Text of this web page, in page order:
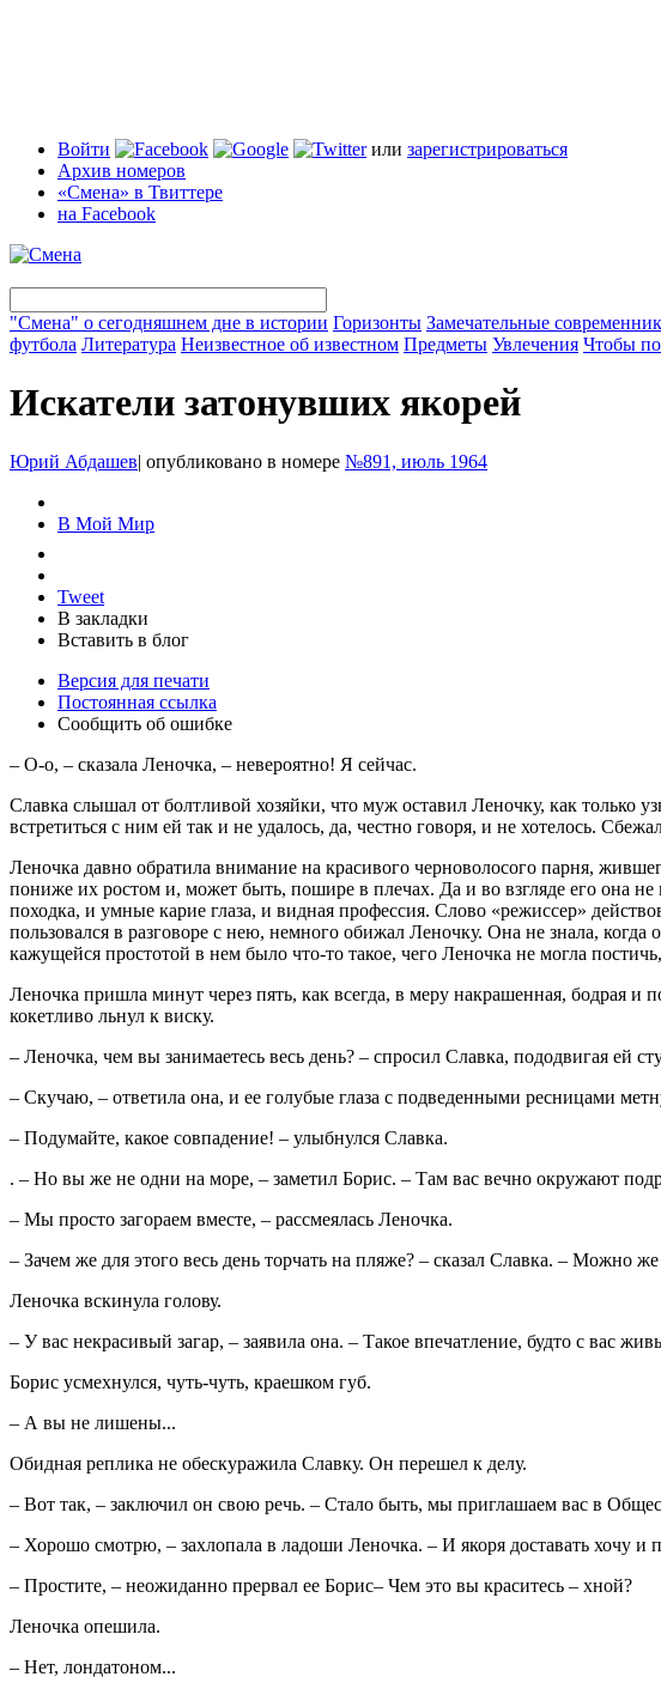
Войти или зарегистрироваться
Архив номеров
«Смена» в Твиттере
на Facebook
"Смена" о сегодняшнем дне в истории Горизонты Замечательные
футбола Литература Неизвестное об известном Предметы Увлечения Чтобы
Искатели затонувших якорей
Юрий Абдашев| опубликовано в номере №891, июль 1964
В Мой Мир
Tweet
В закладки
Вставить в блог
Версия для печати
Постоянная ссылка
Сообщить об ошибке
– О-о, – сказала Леночка, – невероятно! Я сейчас.
Славка слышал от болтливой хозяйки, что муж оставил Леночку, как только
встретиться с ним ей так и не удалось, да, честно говоря, и не хотелось.
Леночка давно обратила внимание на красивого черноволосого парня,
пониже их ростом и, может быть, пошире в плечах. Да и во взгляде его она
походка, и умные карие глаза, и видная профессия. Слово «режиссер»
пользовался в разговоре с нею, немного обижал Леночку. Она не знала,
кажущейся простотой в нем было что-то такое, чего Леночка не могла
Леночка пришла минут через пять, как всегда, в меру накрашенная, бодрая
кокетливо льнул к виску.
– Леночка, чем вы занимаетесь весь день? – спросил Славка, пододвигая ей
– Скучаю, – ответила она, и ее голубые глаза с подведенными ресницами
– Подумайте, какое совпадение! – улыбнулся Славка.
. – Но вы же не одни на море, – заметил Борис. – Там вас вечно окружают
– Мы просто загораем вместе, – рассмеялась Леночка.
– Зачем же для этого весь день торчать на пляже? – сказал Славка. – Можно
Леночка вскинула голову.
– У вас некрасивый загар, – заявила она. – Такое впечатление, будто с вас
Борис усмехнулся, чуть-чуть, краешком губ.
– А вы не лишены...
Обидная реплика не обескуражила Славку. Он перешел к делу.
– Вот так, – заключил он свою речь. – Стало быть, мы приглашаем вас в
– Хорошо смотрю, – захлопала в ладоши Леночка. – И якоря доставать хочу и
– Простите, – неожиданно прервал ее Борис– Чем это вы краситесь – хной?
Леночка опешила.
– Нет, лондатоном...